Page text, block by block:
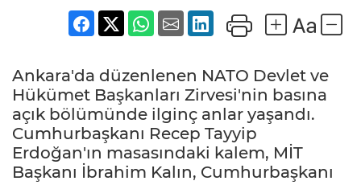
Ankara'da düzenlenen NATO Devlet ve
Hükümet Başkanları Zirvesi'nin basına
açık bölümünde ilginç anlar yaşandı.
Cumhurbaşkanı Recep Tayyip
Erdoğan'ın masasındaki kalem, MİT
Başkanı İbrahim Kalın, Cumhurbaşkanı